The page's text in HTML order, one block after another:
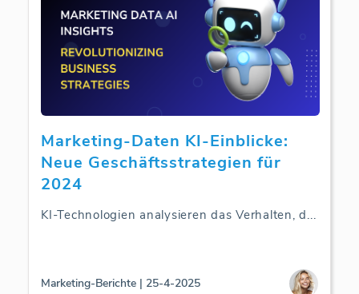
Marketing-Daten KI-Einblicke:
Neue Geschäftsstrategien für
2024
KI-Technologien analysieren das Verhalten, d...
Marketing-Berichte | 25-4-2025